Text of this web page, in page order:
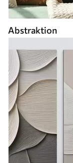
Abstraktion